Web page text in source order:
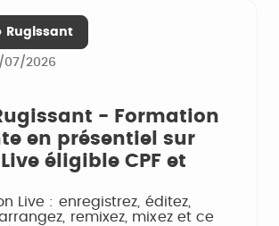
Rugissant
07/2026
- Formation
en présentiel sur
éligible CPF et
Live : enregistrez, éditez,
remixez, mixez et ce